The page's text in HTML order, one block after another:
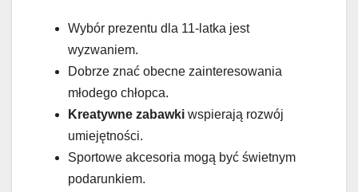
Wybór prezentu dla 11-latka jest
wyzwaniem.
Dobrze znać obecne zainteresowania
młodego chłopca.
Kreatywne zabawki wspierają rozwój
umiejętności.
Sportowe akcesoria mogą być świetnym
podarunkiem.